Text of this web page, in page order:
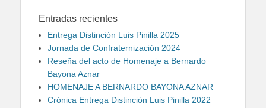
Entradas recientes
Entrega Distinción Luis Pinilla 2025
Jornada de Confraternización 2024
Reseña del acto de Homenaje a Bernardo
Bayona Aznar
HOMENAJE A BERNARDO BAYONA AZNAR
Crónica Entrega Distinción Luis Pinilla 2022